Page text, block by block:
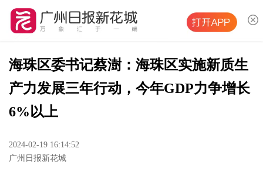
海珠区委书记蔡澍：海珠区实施新质生
产力发展三年行动，今年GDP力争增长
6%以上
2024-02-19 16:14:52
广州日报新花城